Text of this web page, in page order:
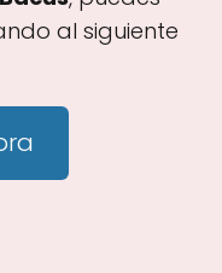
al siguiente